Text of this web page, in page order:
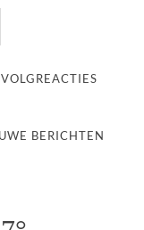
BERICHTEN